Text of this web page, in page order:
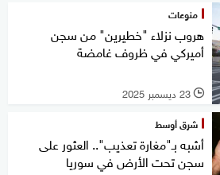
منوعات
هروب نزلاء "خطيرين" من سجن
أميركي في ظروف غامضة
l 23 ديسمبر 2025
شرق أوسط
أشبه بـ"مغارة تعذيب".. العثور على
سجن تحت الأرض في سوريا